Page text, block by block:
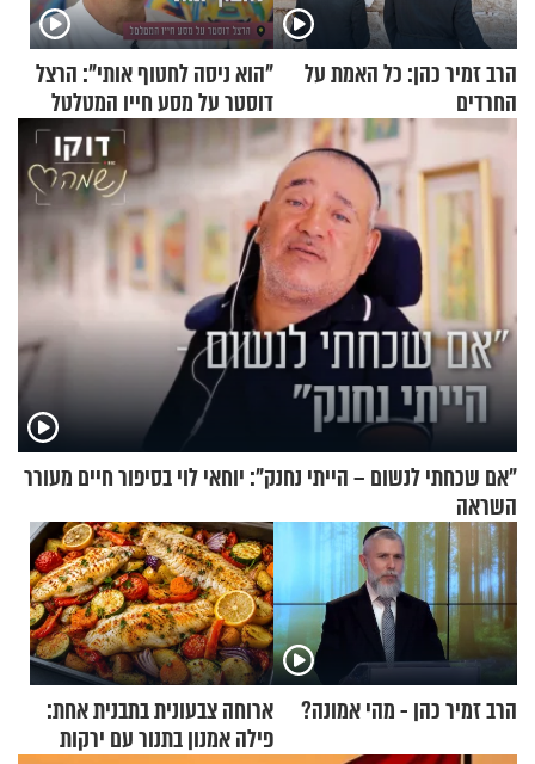
הרב זמיר כהן: כל האמת על
החרדים
"הוא ניסה לחטוף אותי": הרצל
דוסטר על מסע חייו המטלטל
"אם שכחתי לנשום – הייתי נחנק": יוחאי לוי בסיפור חיים מעורר
השראה
הרב זמיר כהן - מהי אמונה?
ארוחה צבעונית בתבנית אחת:
פילה אמנון בתנור עם ירקות